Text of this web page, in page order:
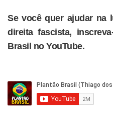
Se você quer ajudar na
direita fascista,
Brasil no YouTube.